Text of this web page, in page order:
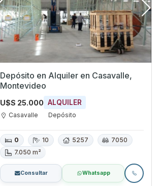
Depósito en Alquiler en Casavalle,
Montevideo
U$S 25.000 ALQUILER
Casavalle Depósito
0 10 5257
7050
7.050 m²
Consultar Whatsapp